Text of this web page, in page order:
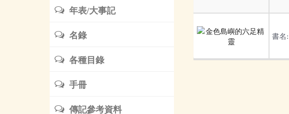
年表/大事記
名錄
各種目錄
手冊
傳記參考資料
書名: